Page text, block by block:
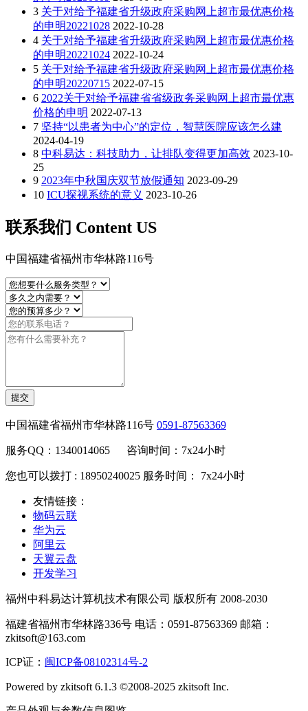
3 关于对给予福建省升级政府采购网上超市最优惠价格
的申明20221028 2022-10-28
4 关于对给予福建省升级政府采购网上超市最优惠价格
的申明20221024 2022-10-24
5 关于对给予福建省升级政府采购网上超市最优惠价格
的申明20220715 2022-07-15
6 2022关于对给予福建省省级政务采购网上超市最优惠
价格的申明 2022-07-13
7 坚持“以患者为中心”的定位，智慧医院应该怎么建
2024-04-19
8 中科易达：科技助力，让排队变得更加高效 2023-10-
25
9 2023年中秋国庆双节放假通知 2023-09-29
10 ICU探视系统的意义 2023-10-26
联系我们 Content US
中国福建省福州市华林路116号
提交
中国福建省福州市华林路116号 0591-87563369
服务QQ：1340014065 咨询时间：7x24小时
您也可以拨打 : 18950240025 服务时间： 7x24小时
友情链接：
物码云联
华为云
阿里云
天翼云盘
开发学习
福州中科易达计算机技术有限公司 版权所有 2008-2030
福建省福州市华林路336号 电话：0591-87563369 邮箱：
zkitsoft@163.com
ICP证： 闽ICP备08102314号-2
Powered by zkitsoft 6.1.3 ©2008-2025 zkitsoft Inc.